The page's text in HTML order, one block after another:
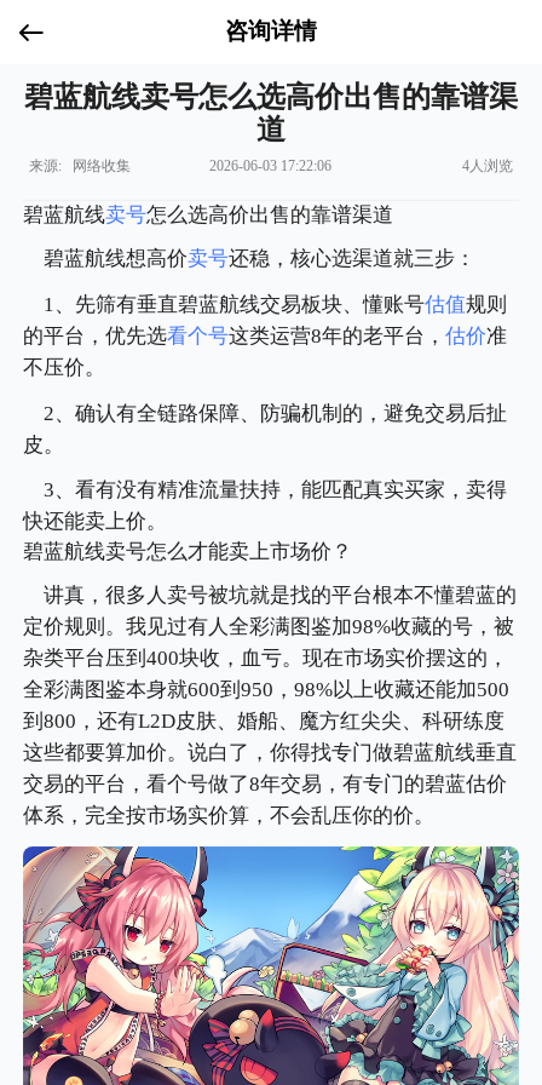
咨询详情
碧蓝航线卖号怎么选高价出售的靠谱渠
道
来源: 网络收集 2026-06-03 17:22:06 4人浏览
碧蓝航线卖号怎么选高价出售的靠谱渠道
碧蓝航线想高价卖号还稳，核心选渠道就三步：
1、先筛有垂直碧蓝航线交易板块、懂账号估值规则
的平台，优先选看个号这类运营8年的老平台，估价准
不压价。
2、确认有全链路保障、防骗机制的，避免交易后扯
皮。
3、看有没有精准流量扶持，能匹配真实买家，卖得
快还能卖上价。
碧蓝航线卖号怎么才能卖上市场价？
讲真，很多人卖号被坑就是找的平台根本不懂碧蓝的
定价规则。我见过有人全彩满图鉴加98%收藏的号，被
杂类平台压到400块收，血亏。现在市场实价摆这的，
全彩满图鉴本身就600到950，98%以上收藏还能加500
到800，还有L2D皮肤、婚船、魔方红尖尖、科研练度
这些都要算加价。说白了，你得找专门做碧蓝航线垂直
交易的平台，看个号做了8年交易，有专门的碧蓝估价
体系，完全按市场实价算，不会乱压你的价。